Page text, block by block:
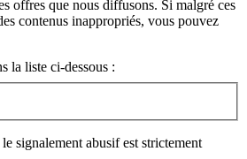
offres que nous diffusons. Si malgré ces
contenus inappropriés, vous pouvez
la liste ci-dessous :
signalement abusif est strictement